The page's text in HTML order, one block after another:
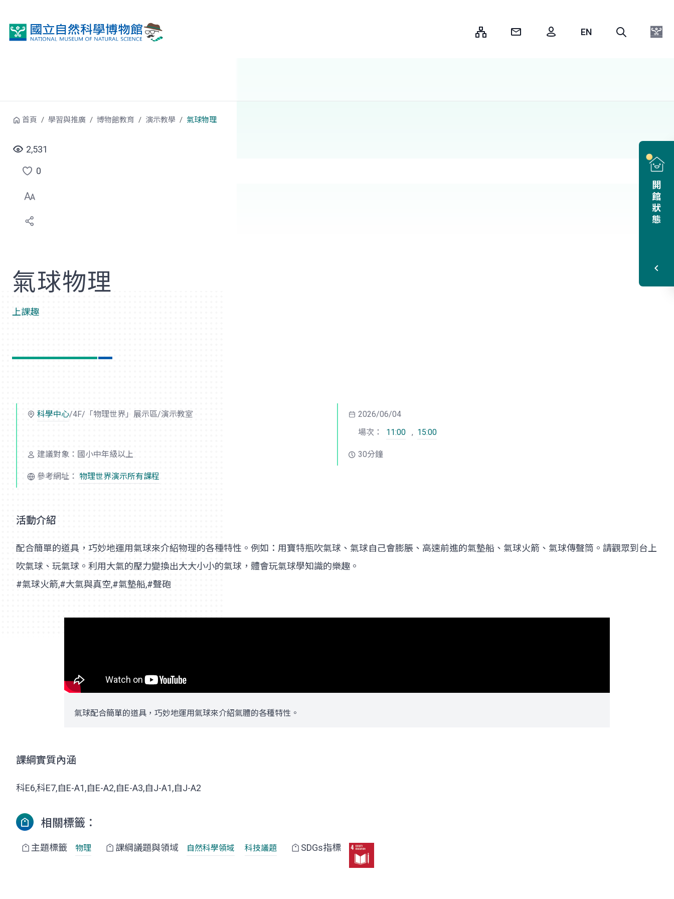
開館狀態
首頁 學習與推廣 博物館教育 演示教學 氣球物理
2,531
點
選
喜
0
氣球物理
上課趣
科學中心/4F/「物理世界」展示區/演示教室
2026/06/04
場次：
11:00 , 15:00
建議對象：國小中年級以上 30分鐘
參考網址： 物理世界演示所有課程
活動介紹
配合簡單的道具，巧妙地運用氣球來介紹物理的各種特性。例如：用寶特瓶吹氣球、氣球自己會膨脹、高速前進的氣墊船、氣球火箭、氣球傳聲筒。請觀眾到台上
吹氣球、玩氣球。利用大氣的壓力變換出大大小小的氣球，體會玩氣球學知識的樂趣。
#氣球火箭,#大氣與真空,#氣墊船,#聲砲
氣球配合簡單的道具，巧妙地運用氣球來介紹氣體的各種特性。
課綱實質內涵
科E6,科E7,自E-A1,自E-A2,自E-A3,自J-A1,自J-A2
相關標籤：
主題標籤 物理 課綱議題與領域 自然科學領域 科技議題 SDGs指標